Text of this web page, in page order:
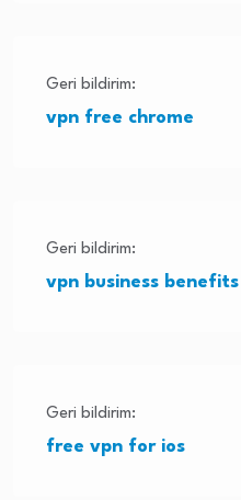
Geri bildirim:
vpn free chrome
Geri bildirim:
vpn business benefits
Geri bildirim:
free vpn for ios